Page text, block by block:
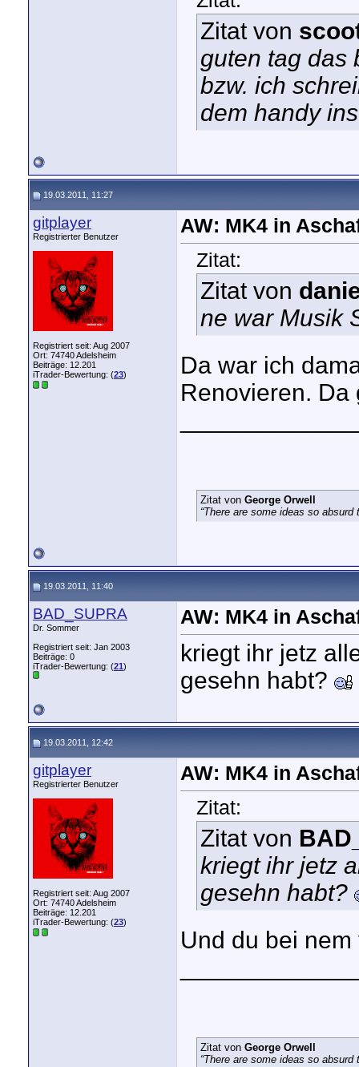
Zitat von
guten tag das
bzw. ich
dem handy
19.03.2011, 11:27
gitplayer
Registrierter Benutzer
Registriert seit: Aug 2007
Ort: 74740 Adelsheim
Beiträge: 12.201
iTrader-Bewertung: (23)
AW: MK4 in
Zitat:
Zitat von
ne war Musik
Da war ich
Renovieren. Da
Zitat von George Orwell
“There are some ideas so
19.03.2011, 11:40
BAD_SUPRA
Dr. Sommer
Registriert seit: Jan 2003
Beiträge: 0
iTrader-Bewertung: (21)
AW: MK4 in
kriegt ihr jetz
gesehn habt?
19.03.2011, 12:42
gitplayer
Registrierter Benutzer
Registriert seit: Aug 2007
Ort: 74740 Adelsheim
Beiträge: 12.201
iTrader-Bewertung: (23)
AW: MK4 in
Zitat:
Zitat von
kriegt ihr jetz
gesehn habt?
Und du bei
Zitat von George Orwell
“There are some ideas so